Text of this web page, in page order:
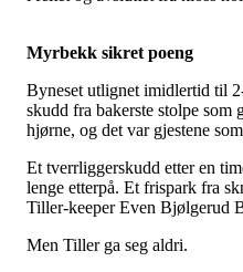
Myrbekk sikret poeng
Byneset utlignet imidlertid til
skudd fra bakerste stolpe
hjørne, og det var gjestene
Et tverrliggerskudd etter en
lenge etterpå. Et frispark fra
Tiller-keeper Even Bjølgerud
Men Tiller ga seg aldri.